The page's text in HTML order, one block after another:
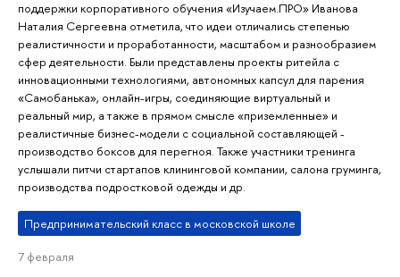
поддержки корпоративного обучения «Изучаем.ПРО» Иванова
Наталия Сергеевна отметила, что идеи отличались степенью
реалистичности и проработанности, масштабом и разнообразием
сфер деятельности. Были представлены проекты ритейла с
инновационными технологиями, автономных капсул для парения
«Самобанька», онлайн-игры, соединяющие виртуальный и
реальный мир, а также в прямом смысле «приземленные» и
реалистичные бизнес-модели с социальной составляющей -
производство боксов для перегноя. Также участники тренинга
услышали питчи стартапов клининговой компании, салона груминга,
производства подростковой одежды и др.
Предпринимательский класс в московской школе
7 февраля